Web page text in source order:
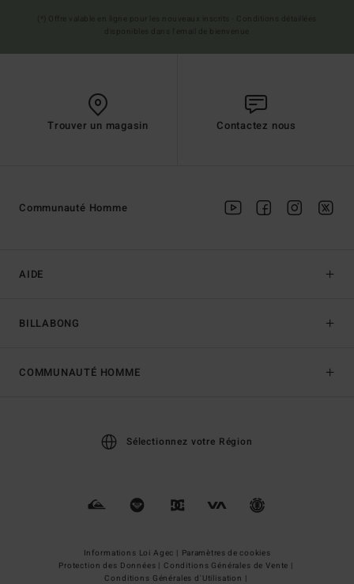
Trouver un magasin Contactez nous
AIDE
BILLABONG
Communauté Homme
COMMUNAUTÉ HOMME
Sélectionnez votre Région
Informations Loi Agec | Paramètres de cookies
Protection des Données | Conditions Générales de Vente |
Conditions Générales d'Utilisation |